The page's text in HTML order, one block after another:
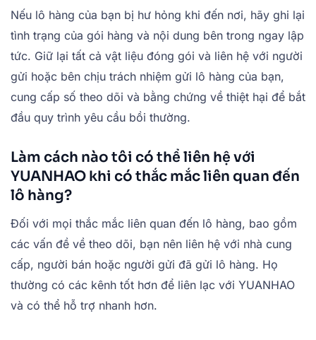
Nếu lô hàng của bạn bị hư hỏng khi đến nơi, hãy ghi lại
tình trạng của gói hàng và nội dung bên trong ngay lập
tức. Giữ lại tất cả vật liệu đóng gói và liên hệ với người
gửi hoặc bên chịu trách nhiệm gửi lô hàng của bạn,
cung cấp số theo dõi và bằng chứng về thiệt hại để bắt
đầu quy trình yêu cầu bồi thường.
Làm cách nào tôi có thể liên hệ với
YUANHAO khi có thắc mắc liên quan đến
lô hàng?
Đối với mọi thắc mắc liên quan đến lô hàng, bao gồm
các vấn đề về theo dõi, bạn nên liên hệ với nhà cung
cấp, người bán hoặc người gửi đã gửi lô hàng. Họ
thường có các kênh tốt hơn để liên lạc với YUANHAO
và có thể hỗ trợ nhanh hơn.